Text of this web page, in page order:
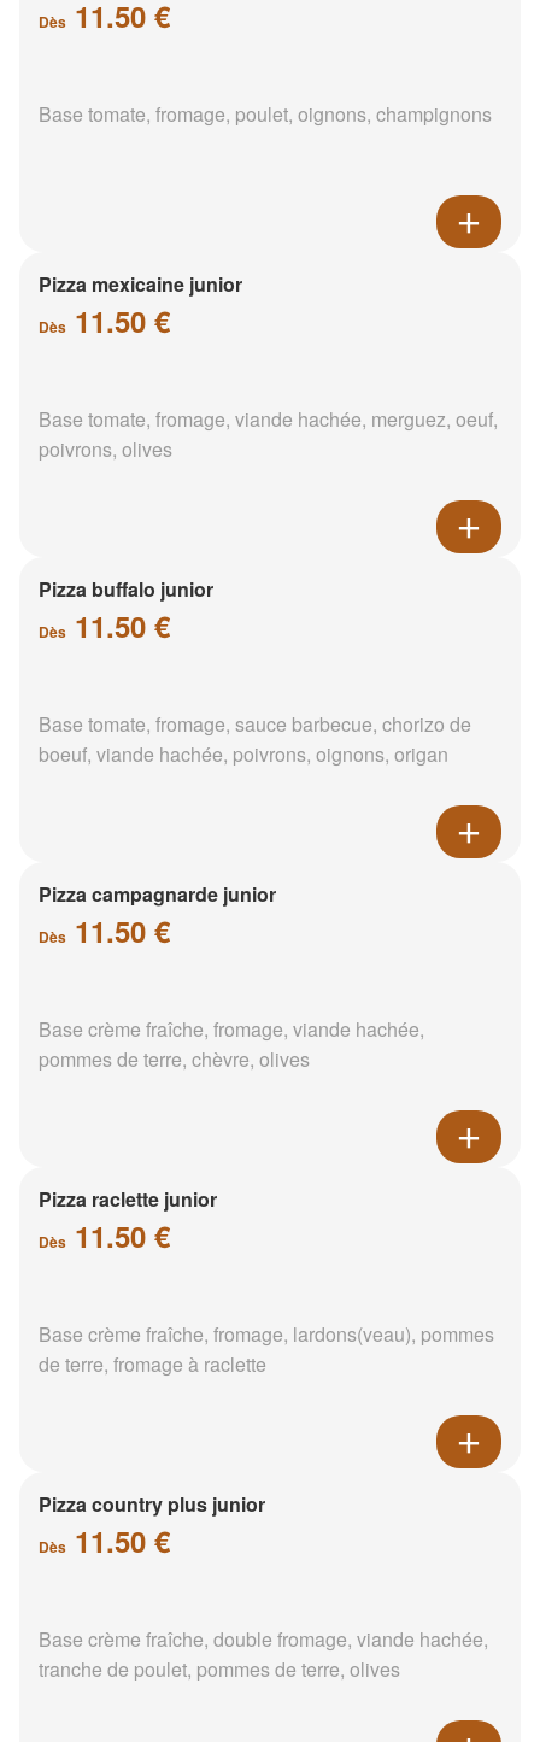
Dès 11.50 €
Base tomate, fromage, poulet, oignons, champignons
Pizza mexicaine junior
Dès 11.50 €
Base tomate, fromage, viande hachée, merguez, oeuf,
poivrons, olives
Pizza buffalo junior
Dès 11.50 €
Base tomate, fromage, sauce barbecue, chorizo de
boeuf, viande hachée, poivrons, oignons, origan
Pizza campagnarde junior
Dès 11.50 €
Base crème fraîche, fromage, viande hachée,
pommes de terre, chèvre, olives
Pizza raclette junior
Dès 11.50 €
Base crème fraîche, fromage, lardons(veau), pommes
de terre, fromage à raclette
Pizza country plus junior
Dès 11.50 €
Base crème fraîche, double fromage, viande hachée,
tranche de poulet, pommes de terre, olives